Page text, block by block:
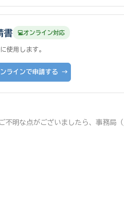
書 オンライン対応
使用します。
ラインで申請する →
ご不明な点がございましたら、事務局（